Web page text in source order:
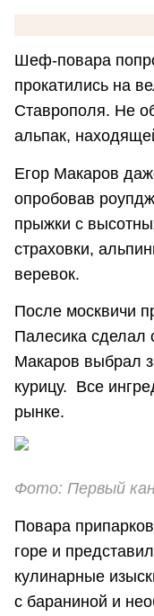
Шеф-повара
прокатились на
Ставрополя. Не
альпак,
Егор Макаров
опробовав
прыжки с
страховки,
веревок.
После москвичи
Палесика сделал
Макаров выбрал
курицу. Все
рынке.
Фото: Первый
Повара
горе и
кулинарные
с бараниной и